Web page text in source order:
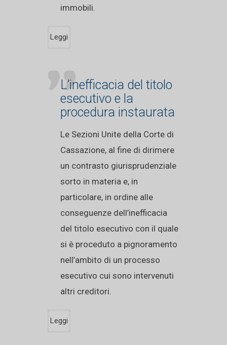
immobili.
Leggi
L’inefficacia del titolo
esecutivo e la
procedura instaurata
Le Sezioni Unite della Corte di
Cassazione, al fine di dirimere
un contrasto giurisprudenziale
sorto in materia e, in
particolare, in ordine alle
conseguenze dell’inefficacia
del titolo esecutivo con il quale
si è proceduto a pignoramento
nell’ambito di un processo
esecutivo cui sono intervenuti
altri creditori.
Leggi